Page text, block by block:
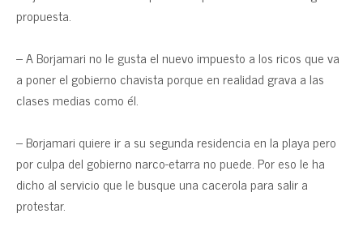
propuesta.
– A Borjamari no le gusta el nuevo impuesto a los ricos que va
a poner el gobierno chavista porque en realidad grava a las
clases medias como él.
– Borjamari quiere ir a su segunda residencia en la playa pero
por culpa del gobierno narco-etarra no puede. Por eso le ha
dicho al servicio que le busque una cacerola para salir a
protestar.